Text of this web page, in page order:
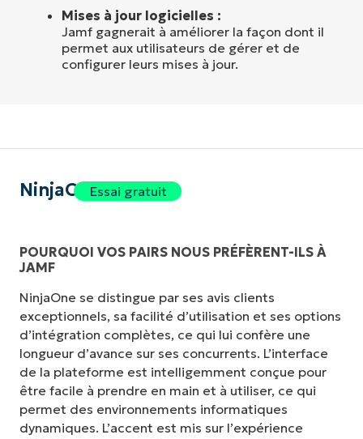
Mises à jour logicielles :
Jamf gagnerait à améliorer la façon dont il
permet aux utilisateurs de gérer et de
configurer leurs mises à jour.
NinjaOneEssai gratuit
POURQUOI VOS PAIRS NOUS PRÉFÈRENT-ILS À
JAMF
NinjaOne se distingue par ses avis clients
exceptionnels, sa facilité d’utilisation et ses options
d’intégration complètes, ce qui lui confère une
longueur d’avance sur ses concurrents. L’interface
de la plateforme est intelligemment conçue pour
être facile à prendre en main et à utiliser, ce qui
permet des environnements informatiques
dynamiques. L’accent est mis sur l’expérience